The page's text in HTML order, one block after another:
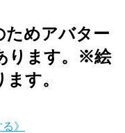
めアバター
ります。※絵
す。
》